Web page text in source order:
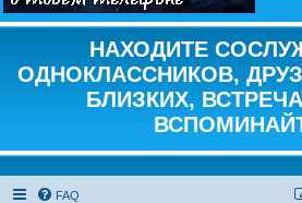
НАХОДИТЕ
ОДНОКЛАССНИКОВ,
БЛИЗКИХ,
FAQ